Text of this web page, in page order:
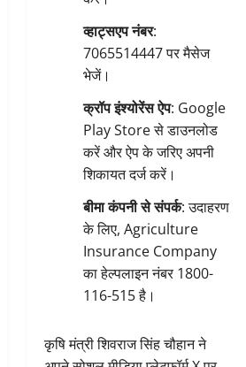
व्हाट्सएप नंबर:
7065514447 पर मैसेज
भेजें।
क्रॉप इंश्योरेंस ऐप: Google
Play Store से डाउनलोड
करें और ऐप के जरिए अपनी
शिकायत दर्ज करें।
बीमा कंपनी से संपर्क: उदाहरण
के लिए, Agriculture
Insurance Company
का हेल्पलाइन नंबर 1800-
116-515 है।
कृषि मंत्री शिवराज सिंह चौहान ने